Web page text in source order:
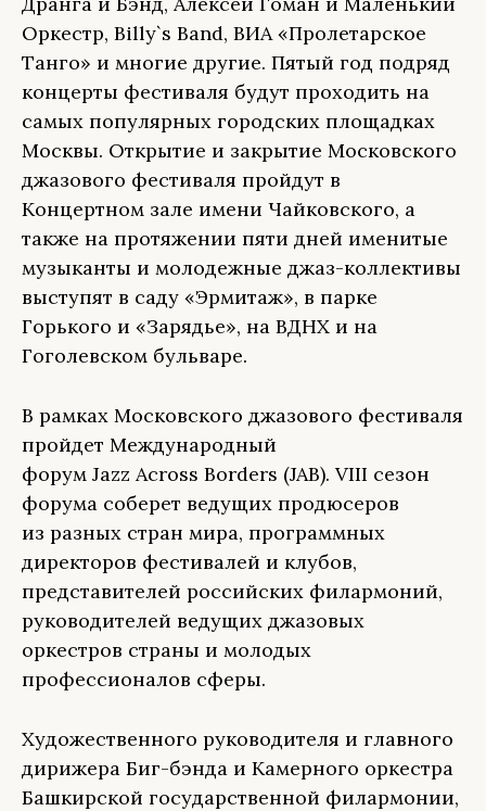
Оркестр, Billy`s Band, ВИА «Пролетарское
Танго» и многие другие. Пятый год подряд
концерты фестиваля будут проходить на
самых популярных городских площадках
Москвы. Открытие и закрытие Московского
джазового фестиваля пройдут в
Концертном зале имени Чайковского, а
также на протяжении пяти дней именитые
музыканты и молодежные джаз-коллективы
выступят в саду «Эрмитаж», в парке
Горького и «Зарядье», на ВДНХ и на
Гоголевском бульваре.
В рамках Московского джазового фестиваля
пройдет Международный
форум Jazz Across Borders (JAB). VIII сезон
форума соберет ведущих продюсеров
из разных стран мира, программных
директоров фестивалей и клубов,
представителей российских филармоний,
руководителей ведущих джазовых
оркестров страны и молодых
профессионалов сферы.
Художественного руководителя и главного
дирижера Биг-бэнда и Камерного оркестра
Башкирской государственной филармонии,